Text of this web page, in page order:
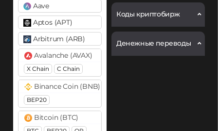
Aave
Aptos (APT)
Arbitrum (ARB)
Avalanche (AVAX)
X Chain C Chain
Binance Coin (BNB)
BEP20
Bitcoin (BTC)
Коды криптобирж
Денежные переводы